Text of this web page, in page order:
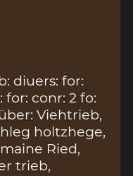
diuers: for:
for: conr: 2 fo:
Viehtrieb,
holtzhege,
Ried,
trieb,